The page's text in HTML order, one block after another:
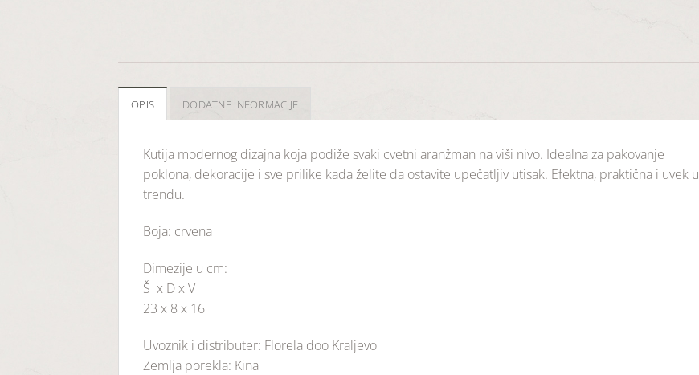
OPIS DODATNE INFORMACIJE
Kutija modernog dizajna koja podiže svaki cvetni aranžman na viši nivo. Idealna za pakovanje
poklona, dekoracije i sve prilike kada želite da ostavite upečatljiv utisak. Efektna, praktična i uvek u
trendu.
Boja: crvena
Dimezije u cm:
Š x D x V
23 x 8 x 16
Uvoznik i distributer: Florela doo Kraljevo
Zemlja porekla: Kina